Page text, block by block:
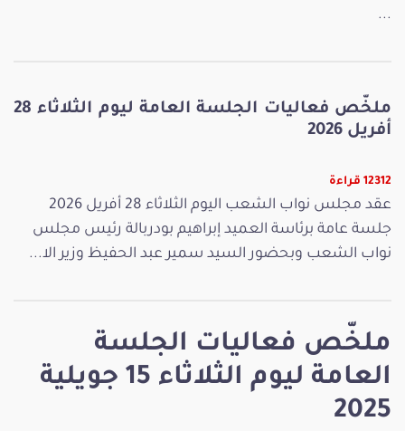
ملخّص فعاليات الجلسة
العامة ليوم الثلاثاء 15 جويلية
2025
...
ملخّص فعاليات الجلسة العامة ليوم الثلاثاء 28
أفريل 2026
12312 قراءة
عقد مجلس نواب الشعب اليوم الثلاثاء 28 أفريل 2026
جلسة عامة برئاسة العميد إبراهيم بودربالة رئيس مجلس
نواب الشعب وبحضور السيد سمير عبد الحفيظ وزير الا...